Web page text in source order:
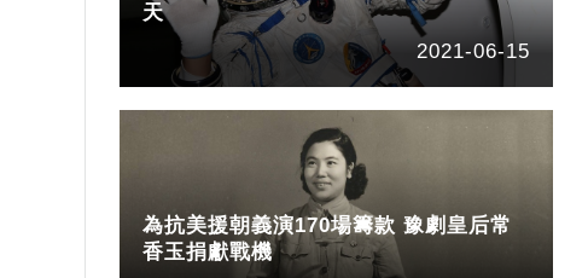
天
2021-06-15
為抗美援朝義演170場籌款 豫劇皇后常
香玉捐獻戰機